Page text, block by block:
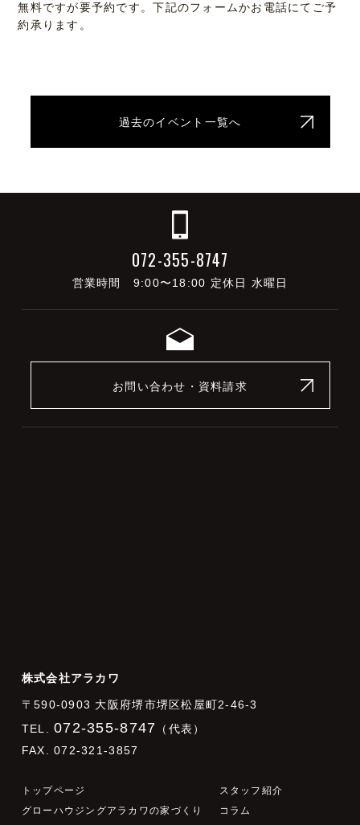
無料ですが要予約です。下記のフォームかお電話にてご予
約承ります。
過去のイベント一覧へ
072-355-8747
営業時間 9:00〜18:00 定休日 水曜日
お問い合わせ・資料請求
株式会社アラカワ
〒590-0903 大阪府堺市堺区松屋町2-46-3
TEL.072-355-8747 （代表）
FAX. 072-321-3857
トップページ
グローハウジングアラカワの家づくり
スタッフ紹介
コラム